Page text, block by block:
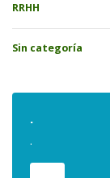
RRHH
Sin categoría
.
.